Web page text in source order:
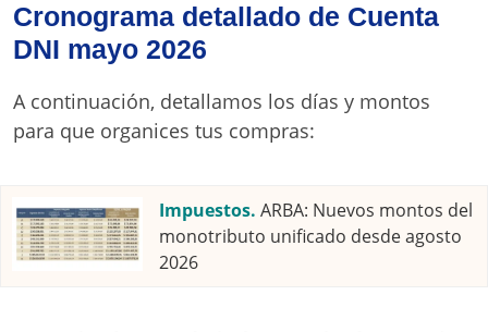
Cronograma detallado de Cuenta
DNI mayo 2026
A continuación, detallamos los días y montos
para que organices tus compras:
Impuestos. ARBA: Nuevos montos del
monotributo unificado desde agosto
2026